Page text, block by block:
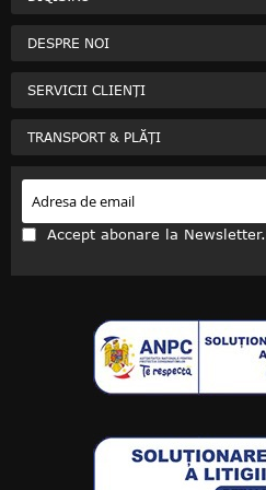
DESPRE NOI
SERVICII CLIENȚI
TRANSPORT & PLĂȚI
Accept abonare la Newsletter.